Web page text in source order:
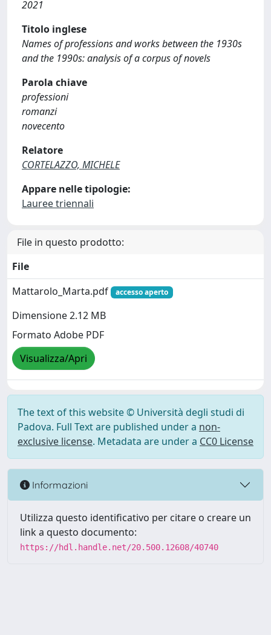
2021
Titolo inglese
Names of professions and works between the 1930s
and the 1990s: analysis of a corpus of novels
Parola chiave
professioni
romanzi
novecento
Relatore
CORTELAZZO, MICHELE
Appare nelle tipologie:
Lauree triennali
File in questo prodotto:
File
Mattarolo_Marta.pdf
accesso aperto
Dimensione 2.12 MB
Formato Adobe PDF
Visualizza/Apri
The text of this website © Università degli studi di
Padova. Full Text are published under a non-
exclusive license. Metadata are under a CC0 License
Informazioni
Utilizza questo identificativo per citare o creare un
link a questo documento:
https://hdl.handle.net/20.500.12608/40740